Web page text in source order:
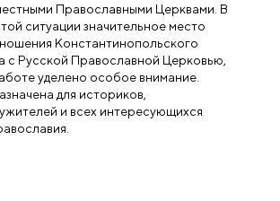
Православными Церквами. В
ситуации значительное место
Константинопольского
с Русской Православной Церковью,
уделено особое внимание.
для историков,
и всех интересующихся